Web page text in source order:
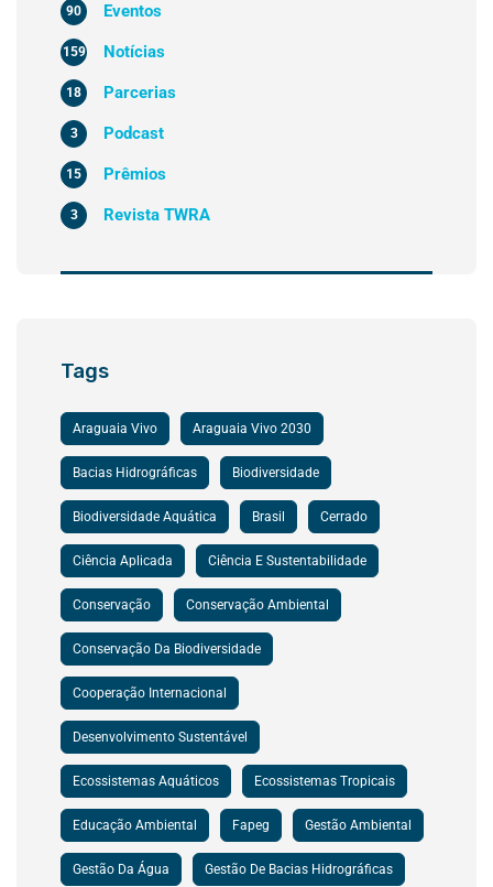
Eventos
90
Notícias
159
Parcerias
18
Podcast
3
Prêmios
15
Revista TWRA
3
Tags
Araguaia Vivo Araguaia Vivo 2030
Bacias Hidrográficas Biodiversidade
Biodiversidade Aquática Brasil Cerrado
Ciência Aplicada Ciência E Sustentabilidade
Conservação Conservação Ambiental
Conservação Da Biodiversidade
Cooperação Internacional
Desenvolvimento Sustentável
Ecossistemas Aquáticos Ecossistemas Tropicais
Educação Ambiental Fapeg Gestão Ambiental
Gestão Da Água Gestão De Bacias Hidrográficas